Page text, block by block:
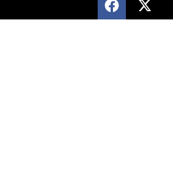
SENEGAL : Nomination d’un nouveau